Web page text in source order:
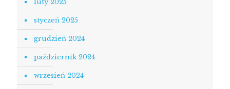
luty 2025
styczeń 2025
grudzień 2024
październik 2024
wrzesień 2024